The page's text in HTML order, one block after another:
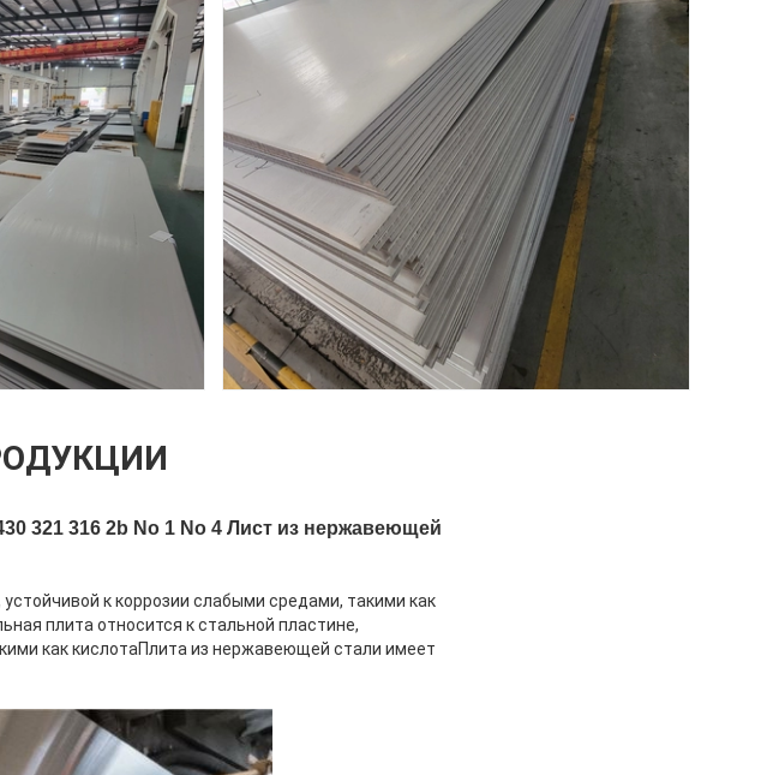
321 316 2b No 1 No 4 Лист из нержавеющей
к коррозии слабыми средами, такими как
плита относится к стальной пластине,
как кислотаПлита из нержавеющей стали имеет